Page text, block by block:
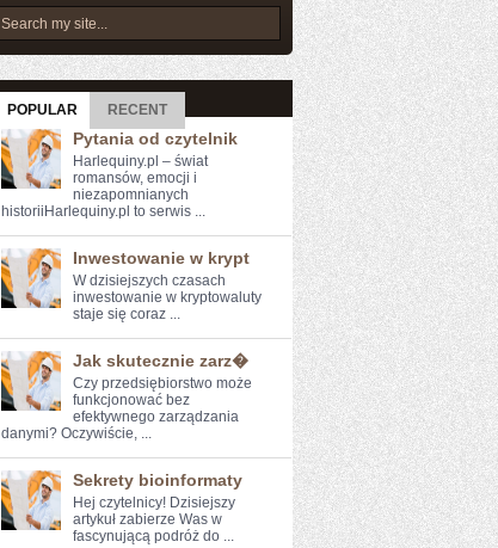
POPULAR RECENT
Pytania od czytelnik
Harlequiny.pl – świat
romansów, emocji i
niezapomnianych
historiiHarlequiny.pl to serwis ...
Inwestowanie w krypt
W ⁤dzisiejszych czasach
⁢inwestowanie w kryptowaluty
staje się coraz ...
Jak skutecznie zarz�
Czy przedsiębiorstwo może
‌funkcjonować bez
⁢efektywnego⁤ zarządzania
danymi? Oczywiście, ...
Sekrety bioinformaty
Hej⁤ czytelnicy! Dzisiejszy
artykuł zabierze Was w
fascynującą podróż⁣ do ...